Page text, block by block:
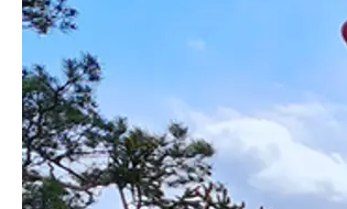
09.00 - Ankomst med möte.
När ni anländer blir ni välkomnade
förmiddagen går det bra att ta en
12.00 - Lunch i Base Camp
Efter några timmars möte börjar
serveras.